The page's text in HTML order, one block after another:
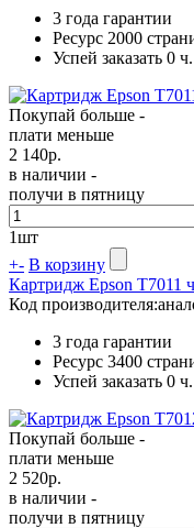
3 года гарантии
Ресурс 2000
Успей заказать 0
Покупай больше -
плати меньше
2 140р.
в наличии -
получи в пятницу
1шт
+- В корзину
Картридж Epson T7011
Код производителя:
3 года гарантии
Ресурс 3400
Успей заказать 0
Покупай больше -
плати меньше
2 520р.
в наличии -
получи в пятницу